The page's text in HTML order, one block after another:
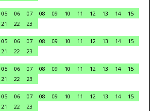
05 06 07 08 09 10 11 12 13 14
15
21 22
23
05 06 07 08 09 10 11 12 13 14
15
21 22
23
05 06 07 08 09 10 11 12 13 14
15
21 22
23
05 06 07 08 09 10 11 12 13 14
15
21 22
23